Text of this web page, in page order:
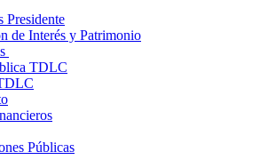
Presidente
de Interés y Patrimonio
TDLC
Públicas